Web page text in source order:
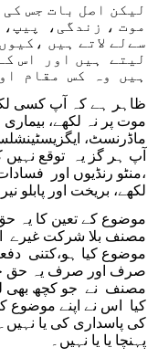
لیکن اصل بات جس
موت ، زندگی،
سےلے لاتے ہیں
لیتے ہیں اور اس
ہیں وہ کس مقام
ظاہر ہے کہ آپ کسی
موت پر نہ لکھے،
ماڈرنسٹ،
آپ ہر گز یہ توقع نہیں
،منٹو رنڈیوں اور
لکھے، بریخت اور
موضوع کے تعین کا یہ
مصنف بلا شرکت غیرے
موضوع کیا ہو،کتنی
صرف اور صرف یہ حق
مصنف نے جو کچھ بھی
کیا اس نے اپنے
کی پاسداری کی یا
پہنچا یا یا نہیں۔